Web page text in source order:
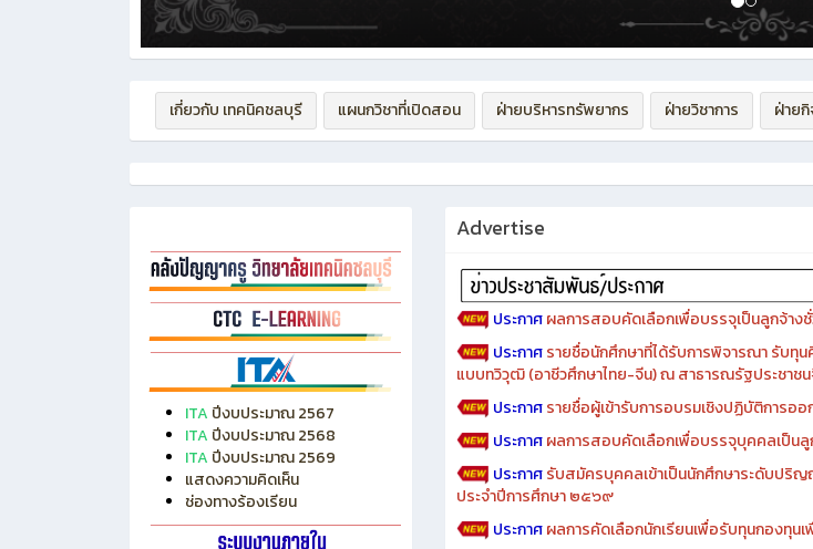
เกี่ยวกับ เทคนิคชลบุรี แผนกวิชาที่เปิดสอน ฝ่ายบริหารทรัพยากร ฝ่ายวิชาการ ฝ่าย
ITA ปีงบประมาณ 2567
ITA ปีงบประมาณ 2568
ITA ปีงบประมาณ 2569
แสดงความคิดเห็น
ช่องทางร้องเรียน
Advertise
ประกาศผลการสอบคัดเลือกเพื่อบรรจุเป็นลูกจ้างชั่
ประกาศรายชื่อนักศึกษาที่ได้รับการพิจารณา รับทุ
แบบทวิวุฒิ (อาชีวศึกษาไทย-จีน) ณ สาธารณรัฐประชาช
ประกาศรายชื่อผู้เข้ารับการอบรมเชิงปฏิบัติการอ
ประกาศผลการสอบคัดเลือกเพื่อบรรจุบุคคลเป็นลู
ประกาศรับสมัครบุคคลเข้าเป็นนักศึกษาระดับปริ
ประจำปีการศึกษา ๒๕๖๙
ประกาศผลการคัดเลือกนักเรียนเพื่อรับทุนกองทุน